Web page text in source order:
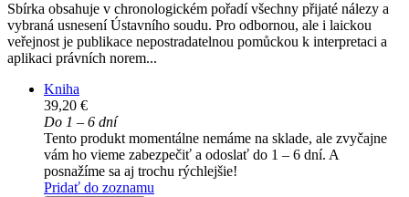
Sbírka obsahuje v chronologickém pořadí všechny přijaté nálezy a
vybraná usnesení Ústavního soudu. Pro odbornou, ale i laickou
veřejnost je publikace nepostradatelnou pomůckou k interpretaci a
aplikaci právních norem...
Kniha
39,20 €
Do 1 – 6 dní
Tento produkt momentálne nemáme na sklade, ale zvyčajne
vám ho vieme zabezpečiť a odoslať do 1 – 6 dní. A
posnažíme sa aj trochu rýchlejšie!
Pridať do zoznamu